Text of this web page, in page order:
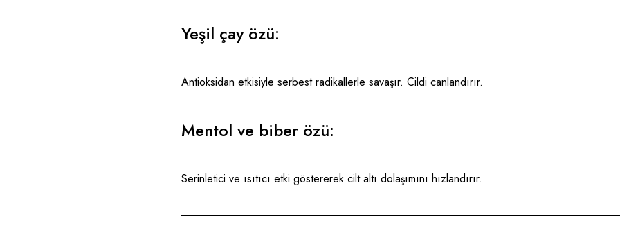
Yeşil çay özü:
Antioksidan etkisiyle serbest radikallerle savaşır. Cildi canlandırır.
Mentol ve biber özü:
Serinletici ve ısıtıcı etki göstererek cilt altı dolaşımını hızlandırır.